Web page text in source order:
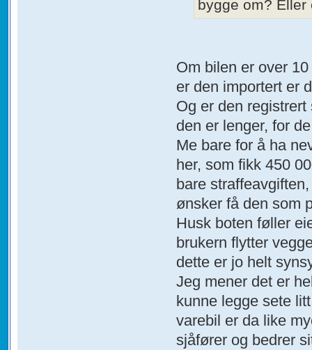
bygge om?
Om bilen er over
er den importert er
Og er den
den er lenger, for
Me bare for å ha
her, som fikk 450
bare
ønsker få den som
Husk boten føller
brukern flytter
dette er jo helt
Jeg mener det er
kunne legge sete
varebil er da like
sjåfører og bedrer